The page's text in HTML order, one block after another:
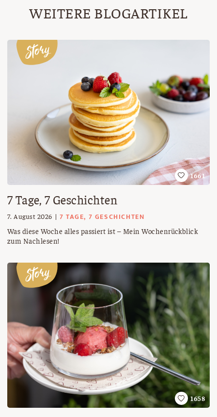
WEITERE BLOGARTIKEL
1661
7 Tage, 7 Geschichten
7. August 2026 7 TAGE, 7 GESCHICHTEN
Was diese Woche alles passiert ist – Mein Wochenrückblick
zum Nachlesen!
1658